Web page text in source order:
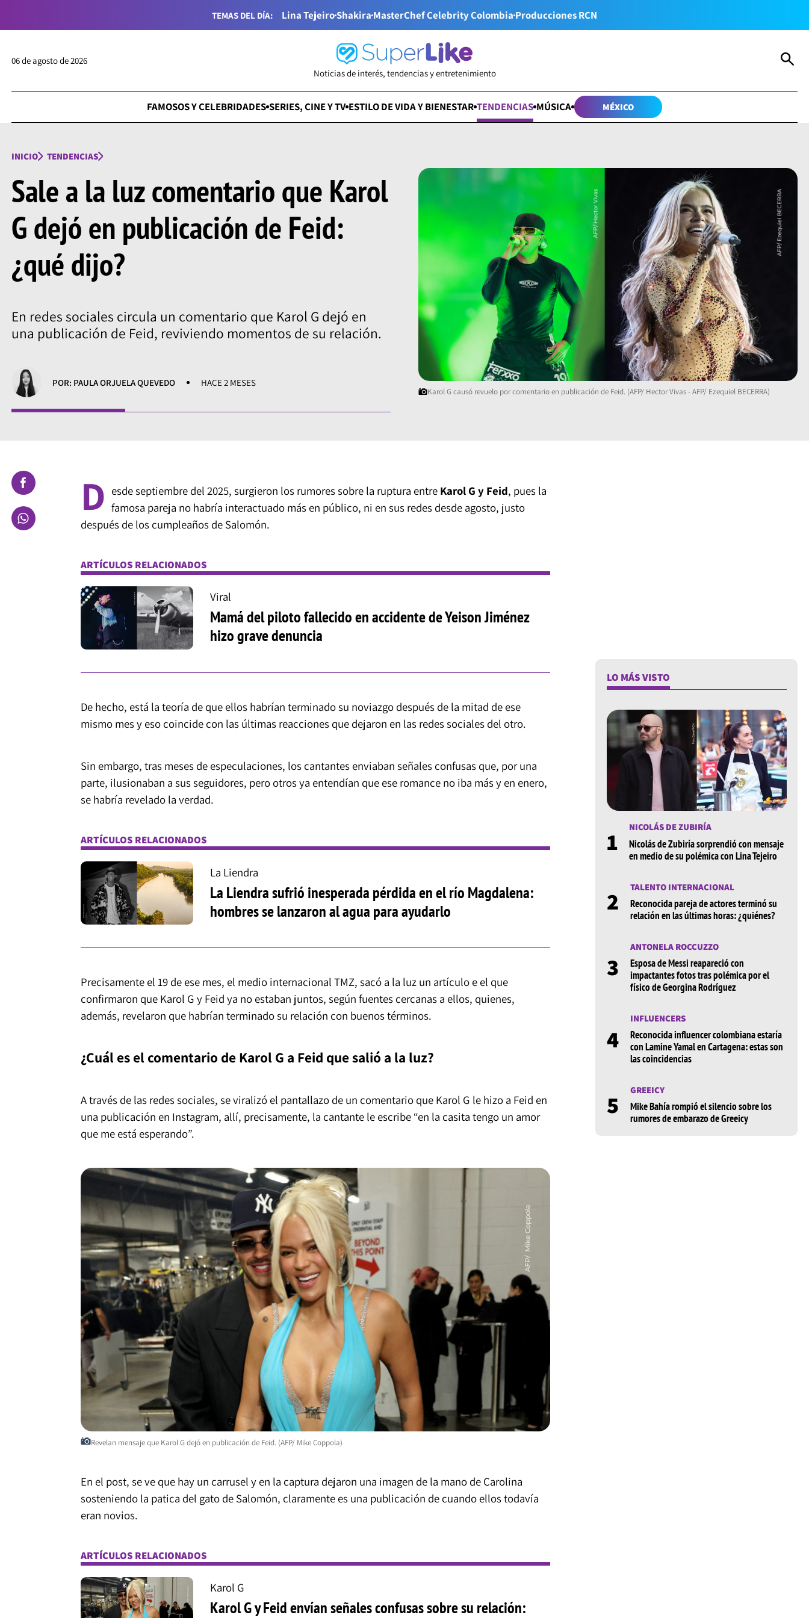
TEMAS DEL DÍA: Lina TejeiroShakiraMasterChef Celebrity ColombiaProducciones RCN
06 de agosto de 2026
Noticias de interés, tendencias y entretenimiento
FAMOSOS Y CELEBRIDADES SERIES, CINE Y TV ESTILO DE VIDA Y BIENESTAR TENDENCIAS MÚSICA MÉXICO
INICIO TENDENCIAS
Sale a la luz comentario que Karol
G dejó en publicación de Feid:
¿qué dijo?
En redes sociales circula un comentario que Karol G dejó en
una publicación de Feid, reviviendo momentos de su relación.
POR: PAULA ORJUELA QUEVEDO HACE 2 MESES
Karol G causó revuelo por comentario en publicación de Feid. (AFP/ Hector Vivas - AFP/ Ezequiel BECERRA)
D esde septiembre del 2025, surgieron los rumores sobre la ruptura entreKarol G y Feid, pues la
famosa pareja no habría interactuado más en público, ni en sus redes desde agosto, justo
después de los cumpleaños de Salomón.
ARTÍCULOS RELACIONADOS
Viral
Mamá del piloto fallecido en accidente de Yeison Jiménez
hizo grave denuncia
De hecho, está la teoría de que ellos habrían terminado su noviazgo después de la mitad de ese
mismo mes y eso coincide con las últimas reacciones que dejaron en las redes sociales del otro.
Sin embargo, tras meses de especulaciones, los cantantes enviaban señales confusas que, por una
parte, ilusionaban a sus seguidores, pero otros ya entendían que ese romance no iba más y en enero,
se habría revelado la verdad.
ARTÍCULOS RELACIONADOS
La Liendra
La Liendra sufrió inesperada pérdida en el río Magdalena:
hombres se lanzaron al agua para ayudarlo
Precisamente el 19 de ese mes, el medio internacional TMZ, sacó a la luz un artículo e el que
confirmaron que Karol G y Feid ya no estaban juntos, según fuentes cercanas a ellos, quienes,
además, revelaron que habrían terminado su relación con buenos términos.
¿Cuál es el comentario de Karol G a Feid que salió a la luz?
A través de las redes sociales, se viralizó el pantallazo de un comentario que Karol G le hizo a Feid en
una publicación en Instagram, allí, precisamente, la cantante le escribe “en la casita tengo un amor
que me está esperando”.
Revelan mensaje que Karol G dejó en publicación de Feid. (AFP/ Mike Coppola)
En el post, se ve que hay un carrusel y en la captura dejaron una imagen de la mano de Carolina
sosteniendo la patica del gato de Salomón, claramente es una publicación de cuando ellos todavía
eran novios.
ARTÍCULOS RELACIONADOS
Karol G
Karol G y Feid envían señales confusas sobre su relación:
LO MÁS VISTO
1
NICOLÁS DE ZUBIRÍA
Nicolás de Zubiría sorprendió con mensaje
en medio de su polémica con Lina Tejeiro
2
TALENTO INTERNACIONAL
Reconocida pareja de actores terminó su
relación en las últimas horas: ¿quiénes?
3
ANTONELA ROCCUZZO
Esposa de Messi reapareció con
impactantes fotos tras polémica por el
físico de Georgina Rodríguez
4
INFLUENCERS
Reconocida influencer colombiana estaría
con Lamine Yamal en Cartagena: estas son
las coincidencias
5
GREEICY
Mike Bahía rompió el silencio sobre los
rumores de embarazo de Greeicy